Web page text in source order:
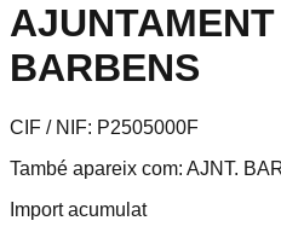
BARBENS
CIF / NIF: P2505000F
També apareix com: AJNT.
Import acumulat